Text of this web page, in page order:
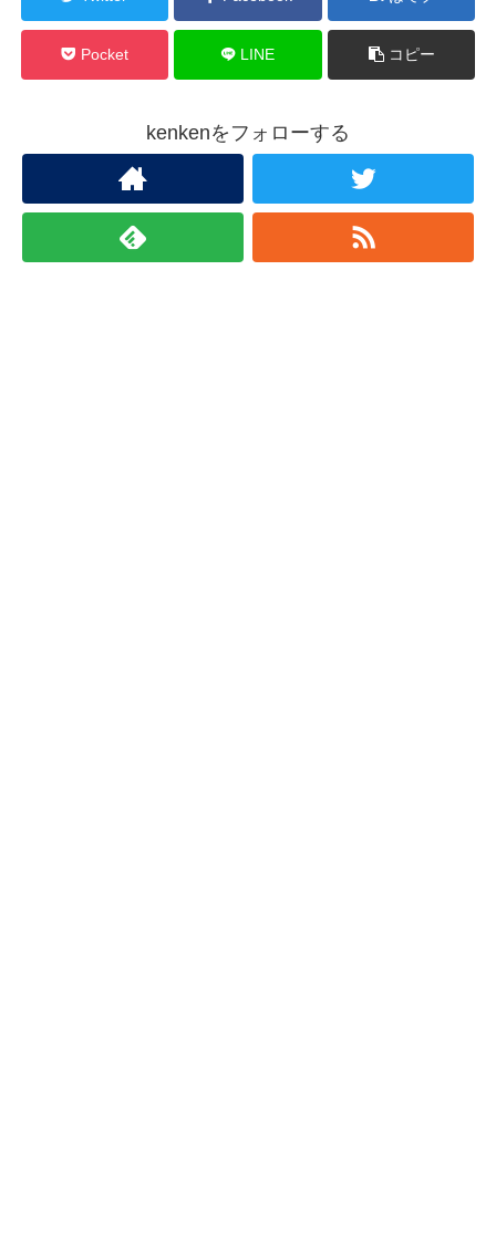
Pocket LINE コピー
kenkenをフォローする